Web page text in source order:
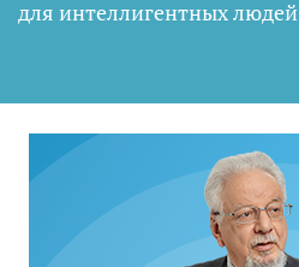
для интеллигентных людей